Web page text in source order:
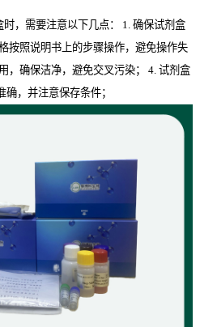
，需要注意以下几点： 1. 确保试剂盒
按照说明书上的步骤操作，避免操作失
，确保洁净，避免交叉污染； 4. 试剂盒
，并注意保存条件；